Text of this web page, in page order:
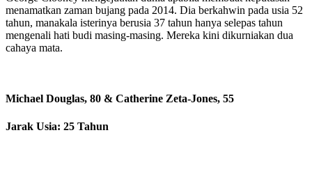
menamatkan zaman bujang pada 2014. Dia berkahwin pada usia 52
tahun, manakala isterinya berusia 37 tahun hanya selepas tahun
mengenali hati budi masing-masing. Mereka kini dikurniakan dua
cahaya mata.
Michael Douglas, 80 & Catherine Zeta-Jones, 55
Jarak Usia: 25 Tahun